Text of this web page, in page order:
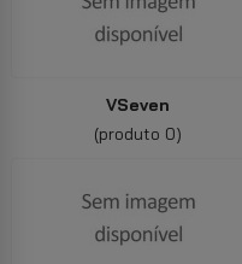
VSeven
(produto 0)